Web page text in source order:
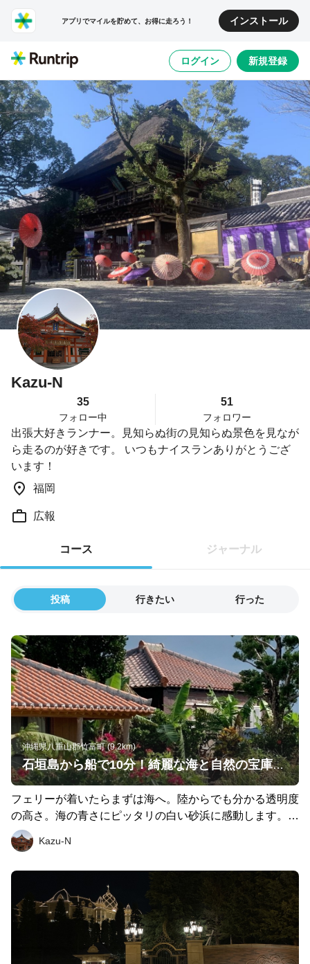
アプリでマイルを貯めて、お得に走ろう！ インストール
ログイン 新規登録
Kazu-N
35
フォロー中
51
フォロワー
出張大好きランナー。見知らぬ街の見知らぬ景色を見なが
ら走るのが好きです。 いつもナイスランありがとうござ
います！
福岡
広報
コース ジャーナル
投稿 行きたい 行った
沖縄県八重山郡竹富町 (9.2km)
石垣島から船で10分！綺麗な海と自然の宝庫で走る至福のひと時
フェリーが着いたらまずは海へ。陸からでも分かる透明度
の高さ。海の青さにピッタリの白い砂浜に感動します。そ
のまま自然に囲まれた海沿いの道を走り星砂で有名な海岸
へ。自然がそのまま残り、昔ながらの沖縄独特の原風景が
たが、地域の方々が大事にする無闇に立ち入らない神聖な
場所のため入り口までで。
Kazu-N